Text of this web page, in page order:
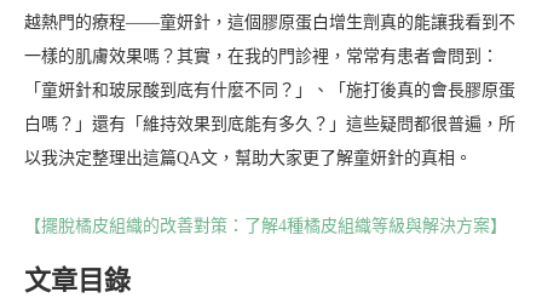
越熱門的療程——童妍針，這個膠原蛋白增生劑真的能讓我看到不
一樣的肌膚效果嗎？其實，在我的門診裡，常常有患者會問到：
「童妍針和玻尿酸到底有什麼不同？」、「施打後真的會長膠原蛋
白嗎？」還有「維持效果到底能有多久？」這些疑問都很普遍，所
以我決定整理出這篇QA文，幫助大家更了解童妍針的真相。
【擺脫橘皮組織的改善對策：了解4種橘皮組織等級與解決方案】
文章目錄